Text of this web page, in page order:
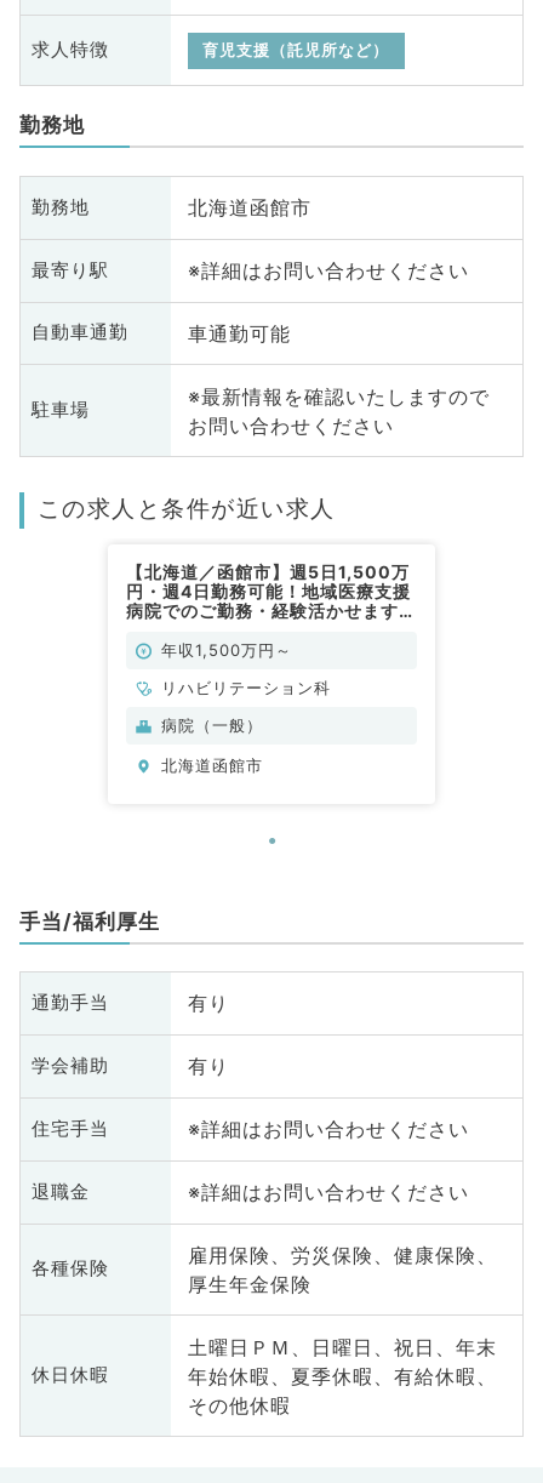
求人特徴 育児支援（託児所など）
勤務地
勤務地 北海道函館市
最寄り駅 ※詳細はお問い合わせください
自動車通勤 車通勤可能
駐車場
※最新情報を確認いたしますので
お問い合わせください
この求人と条件が近い求人
【北海道／函館市】週5日1,500万
円・週4日勤務可能！地域医療支援
病院でのご勤務・経験活かせます
年収1,500万円～
リハビリテーション科
病院（一般）
北海道函館市
手当/福利厚生
通勤手当 有り
学会補助 有り
住宅手当 ※詳細はお問い合わせください
退職金 ※詳細はお問い合わせください
各種保険
雇用保険、労災保険、健康保険、
厚生年金保険
休日休暇
土曜日ＰＭ、日曜日、祝日、年末
年始休暇、夏季休暇、有給休暇、
その他休暇